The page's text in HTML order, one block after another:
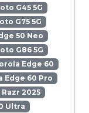
G45 5G
G75 5G
50 Neo
G86 5G
Edge 60
Edge 60 Pro
2025
Ultra